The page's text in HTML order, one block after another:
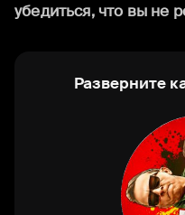
убедиться, что вы не
Разверните